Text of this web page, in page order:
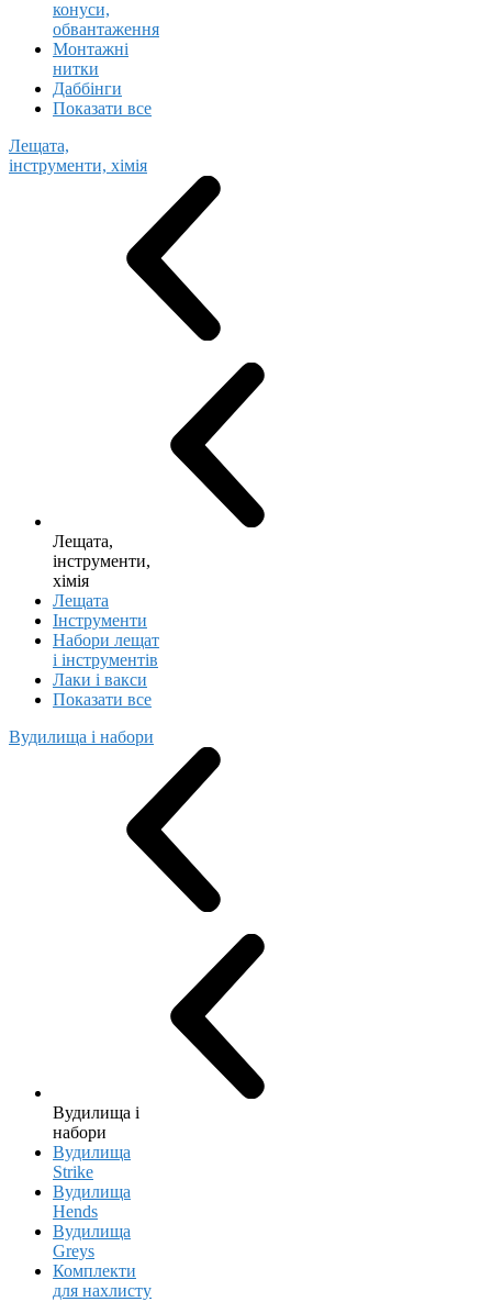
конуси,
обвантаження
Монтажні
нитки
Даббінги
Показати все
Лещата,
інструменти, хімія
Лещата,
інструменти,
хімія
Лещата
Інструменти
Набори лещат
і інструментів
Лаки і вакси
Показати все
Вудилища і набори
Вудилища і
набори
Вудилища
Strike
Вудилища
Hends
Вудилища
Greys
Комплекти
для нахлисту